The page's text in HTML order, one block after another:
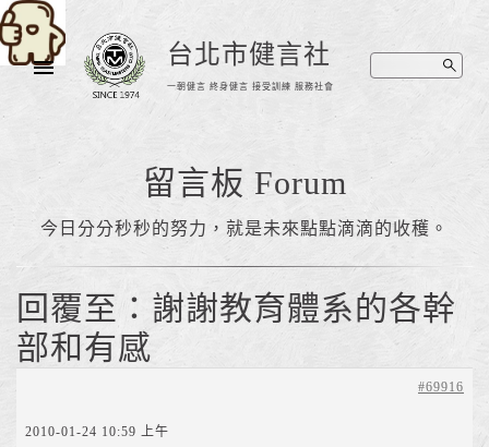
台北市健言社
一朝健言 終身健言 接受訓練 服務社會
留言板 Forum
今日分分秒秒的努力，就是未來點點滴滴的收穫。
回覆至：謝謝教育體系的各幹
部和有感
2010-01-24 10:59 上午
#69916